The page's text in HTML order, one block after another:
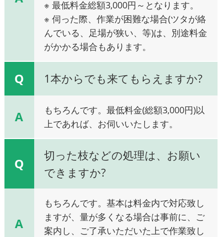
※ 最低料金総額3,000円～となります。
※ 伺った際、作業が困難な場合(ツタが絡
んでいる、足場が狭い、等)は、別途料金
がかかる場合もあります。
Q 1本からでも来てもらえますか?
A
もちろんです。最低料金(総額3,000円)以
上であれば、お伺いいたします。
Q
切った枝などの処理は、お願い
できますか?
A
もちろんです。基本は料金内で対応致し
ますが、量が多くなる場合は事前に、ご
案内し、ご了承いただいた上で作業致し